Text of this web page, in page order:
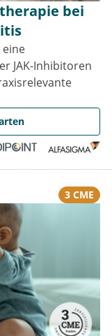
bei
JAK-Inhibitoren
3 CME